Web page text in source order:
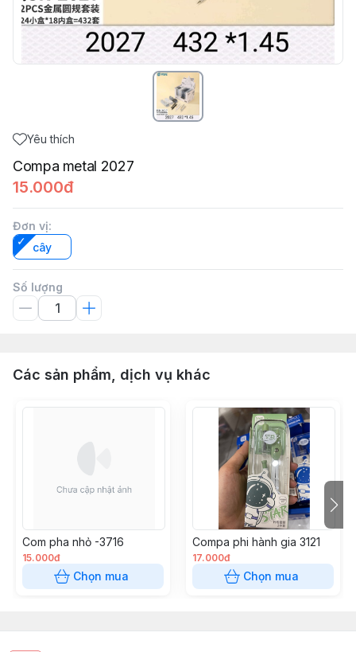
Yêu thích
Compa metal 2027
15.000đ
Đơn vị:
cây
Số lượng
Các sản phẩm, dịch vụ khác
Com pha nhỏ -3716
15.000đ
Chọn mua
Compa phi hành gia 3121
17.000đ
Chọn mua